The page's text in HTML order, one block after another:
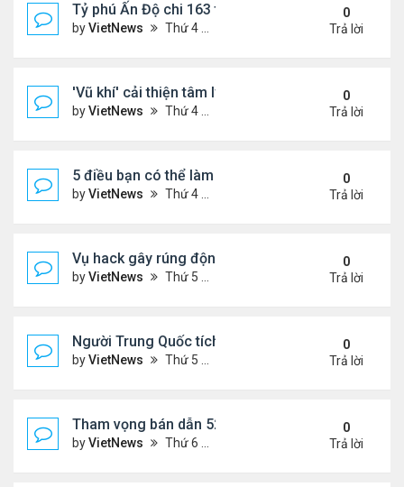
Tỷ phú Ấn Độ chi 163 triệu USD mua biệt thự đắt
byVietNews Thứ 4 Tháng 10 19, 2022 4:44 pm
0
Trả lời
'Vũ khí' cải thiện tâm lý phụ nữ tuổi mãn kinh
byVietNews Thứ 4 Tháng 10 19, 2022 4:42 pm
0
Trả lời
5 điều bạn có thể làm để thăng tiến sự nghiệp
byVietNews Thứ 4 Tháng 10 19, 2022 4:40 pm
0
Trả lời
Vụ hack gây rúng động Australia
byVietNews Thứ 5 Tháng 9 29, 2022 4:48 pm
0
Trả lời
Người Trung Quốc tích cực mua bán đồ hiệu cũ
byVietNews Thứ 5 Tháng 9 29, 2022 4:43 pm
0
Trả lời
Tham vọng bán dẫn 52 tỷ USD 'khó nhằn' của Mỹ
byVietNews Thứ 6 Tháng 8 19, 2022 5:14 pm
0
Trả lời